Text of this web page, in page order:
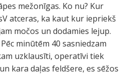
mežonīgas. Ko nu? Kur
atceras, ka kaut kur iepriekš
močos un dodamies lejup.
minūtēm 40 sasniedzam
uzklausīti, operatīvi tiek
kara daļas feldšere, es sēžos